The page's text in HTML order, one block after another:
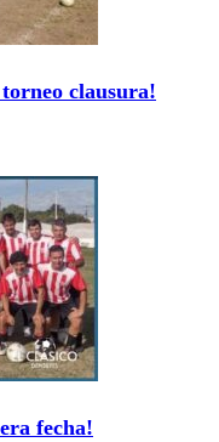
clausura!
fecha!